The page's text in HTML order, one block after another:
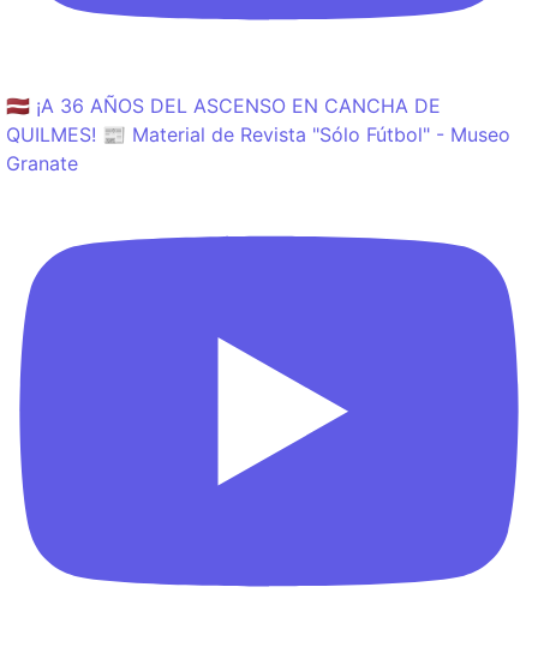
🇱🇻 ¡A 36 AÑOS DEL ASCENSO EN CANCHA DE
QUILMES! 📰 Material de Revista "Sólo Fútbol" - Museo
Granate